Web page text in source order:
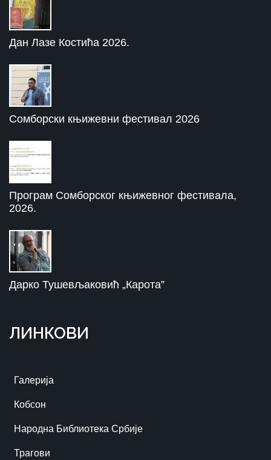
Дан Лазе Костића 2026.
Сомборски књижевни фестивал 2026
Програм Сомборског књижевног фестивала,
2026.
Дарко Тушевљаковић „Карота”
ЛИНКОВИ
Галерија
Кобсон
Народна Библиотека Србије
Трагови